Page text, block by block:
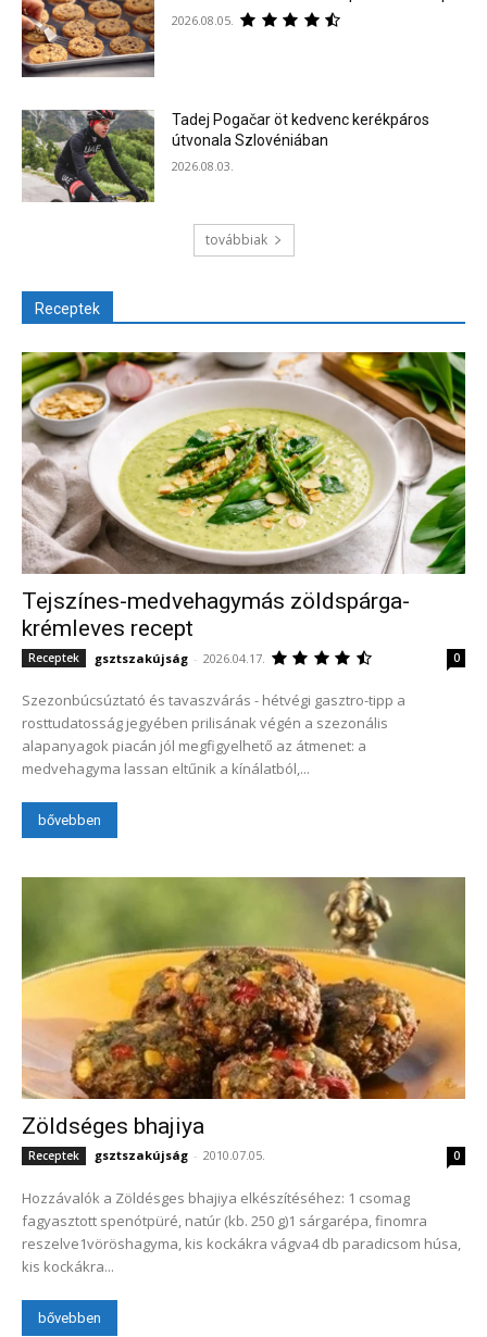
2026.08.05.
Tadej Pogačar öt kedvenc kerékpáros
útvonala Szlovéniában
2026.08.03.
továbbiak
Receptek
Tejszínes-medvehagymás zöldspárga-
krémleves recept
Receptek gsztszakújság - 2026.04.17. 0
Szezonbúcsúztató és tavaszvárás - hétvégi gasztro-tipp a
rosttudatosság jegyében prilisának végén a szezonális
alapanyagok piacán jól megfigyelhető az átmenet: a
medvehagyma lassan eltűnik a kínálatból,...
bővebben
Zöldséges bhajiya
Receptek gsztszakújság - 2010.07.05. 0
Hozzávalók a Zöldésges bhajiya elkészítéséhez: 1 csomag
fagyasztott spenótpüré, natúr (kb. 250 g)1 sárgarépa, finomra
reszelve1vöröshagyma, kis kockákra vágva4 db paradicsom húsa,
kis kockákra...
bővebben